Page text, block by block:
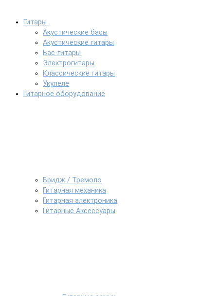
Гитары
Акустические басы
Акустические гитары
Бас-гитары
Электрогитары
Классические гитары
Укулеле
Гитарное оборудование
Бридж / Тремоло
Гитарная механика
Гитарная электроника
Гитарные Аксессуары